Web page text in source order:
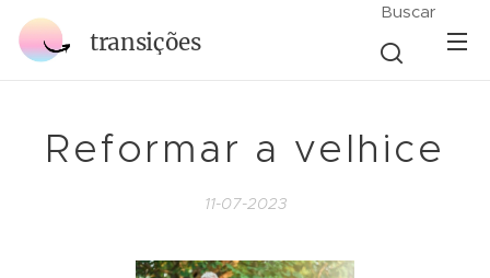
transições
Buscar
Reformar a velhice
11-07-2023